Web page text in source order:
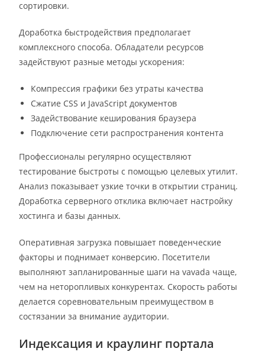
сортировки.
Доработка быстродействия предполагает
комплексного способа. Обладатели ресурсов
задействуют разные методы ускорения:
Компрессия графики без утраты качества
Сжатие CSS и JavaScript документов
Задействование кеширования браузера
Подключение сети распространения контента
Профессионалы регулярно осуществляют
тестирование быстроты с помощью целевых утилит.
Анализ показывает узкие точки в открытии страниц.
Доработка серверного отклика включает настройку
хостинга и базы данных.
Оперативная загрузка повышает поведенческие
факторы и поднимает конверсию. Посетители
выполняют запланированные шаги на vavada чаще,
чем на неторопливых конкурентах. Скорость работы
делается соревновательным преимуществом в
состязании за внимание аудитории.
Индексация и краулинг портала